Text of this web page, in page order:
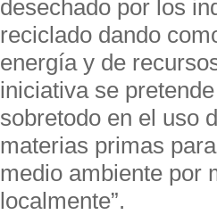
desechado por los
reciclado dando
energía y de
iniciativa se
sobretodo en el uso
materias primas
medio ambiente por
localmente”.